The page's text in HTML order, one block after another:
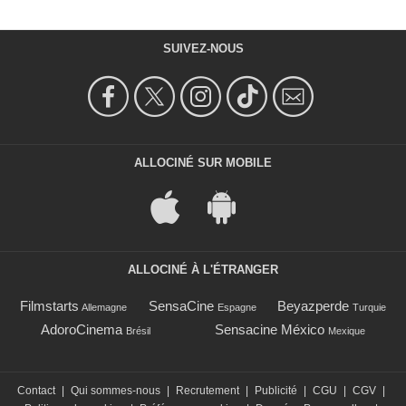
SUIVEZ-NOUS
ALLOCINÉ SUR MOBILE
ALLOCINÉ À L'ÉTRANGER
Filmstarts Allemagne SensaCine Espagne Beyazperde Turquie
AdoroCinema Brésil Sensacine México Mexique
Contact Qui sommes-nous Recrutement Publicité CGU CGV